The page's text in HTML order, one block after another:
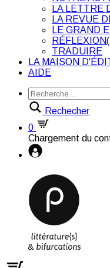
LA LETTRE
LA REVUE
LE GRAND
TRADUIRE
LA MAISON
AIDE
Rechecher
0
Chargement du